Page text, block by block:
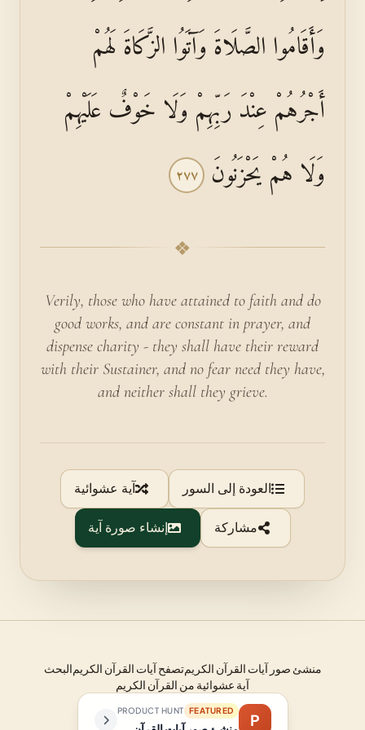
وَأَقَامُوا الصَّلَاةَ وَآتَوُا الزَّكَاةَ لَهُمْ
أَجْرُهُمْ عِنْدَ رَبِّهِمْ وَلَا خَوْفٌ عَلَيْهِمْ
وَلَا هُمْ يَحْزَنُونَ ٢٧٧
❖
Verily, those who have attained to faith and do
good works, and are constant in prayer, and
dispense charity - they shall have their reward
with their Sustainer, and no fear need they have,
and neither shall they grieve.
العودة إلى السور آية عشوائية
مشاركة إنشاء صورة آية
منشئ صور آيات القرآن الكريمتصفح آيات القرآن الكريمالبحث
آية عشوائية من القرآن الكريم
P
FEATURED
PRODUCT HUNT